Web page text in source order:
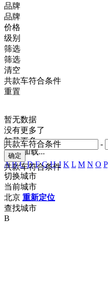
品牌
品牌
价格
-
共款车符合条件
级别
共款车符合条件
筛选
筛选
清空
共款车符合条件
重置
暂无数据
没有更多了
加载更多
正在加载...
A B C D F G H J K L M N O P
切换城市
当前城市
北京 重新定位
查找城市
B